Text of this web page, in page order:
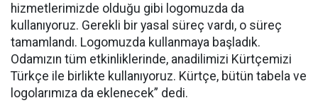
hizmetlerimizde olduğu gibi logomuzda da
kullanıyoruz. Gerekli bir yasal süreç vardı, o süreç
tamamlandı. Logomuzda kullanmaya başladık.
Odamızın tüm etkinliklerinde, anadilimizi Kürtçemizi
Türkçe ile birlikte kullanıyoruz. Kürtçe, bütün tabela ve
logolarımıza da eklenecek” dedi.